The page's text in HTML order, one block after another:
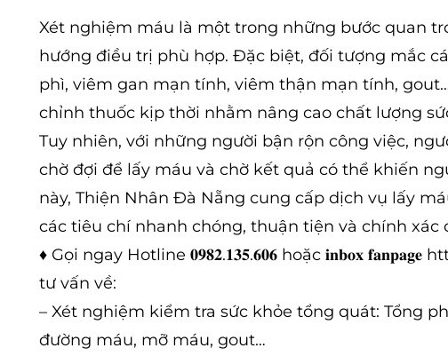
Xét nghiệm máu là một trong những bước quan
hướng điều trị phù hợp. Đặc biệt, đối tượng mắc
phì, viêm gan mạn tính, viêm thận mạn tính,
chỉnh thuốc kịp thời nhằm nâng cao chất lượng
Tuy nhiên, với những người bận rộn công việc,
chờ đợi để lấy máu và chờ kết quả có thể khiến
này, Thiện Nhân Đà Nẵng cung cấp dịch vụ lấy
các tiêu chí nhanh chóng, thuận tiện và chính xác
♦ Gọi ngay Hotline 𝟎𝟗𝟖𝟐.𝟏𝟑𝟓.𝟔𝟎𝟔 hoặc 𝐢𝐧𝐛𝐨𝐱
tư vấn về:
– Xét nghiệm kiểm tra sức khỏe tổng quát: Tổng
đường máu, mỡ máu, gout…